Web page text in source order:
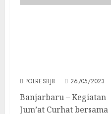
POLRESBJB 26/05/2023
Banjarbaru – Kegiatan
Jum’at Curhat bersama